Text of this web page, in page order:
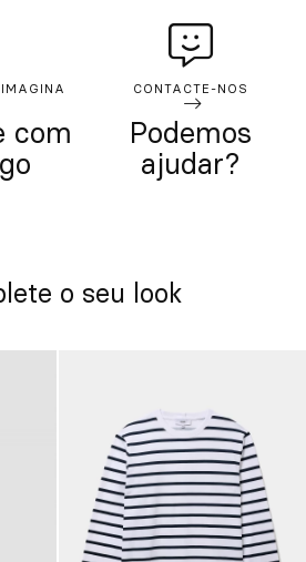
com
CONTACTE-NOS
Podemos
ajudar?
o seu look